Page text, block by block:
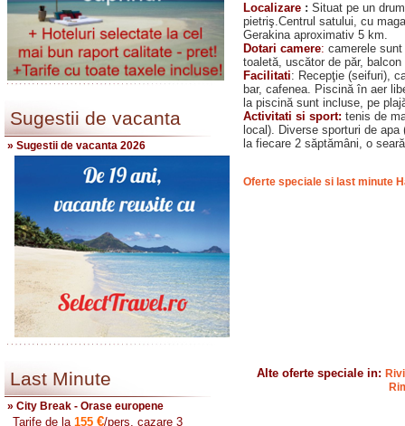
Sugestii de vacanta
» Sugestii de vacanta 2026
Last Minute
» City Break - Orase europene
Tarife de la 155 €/pers, cazare 3
Localizare : Situat pe un
pietriş.Centrul satului, cu
Gerakina aproximativ 5 km.
Dotari camere: camerele
toaletă, uscător de păr,
Facilitati: Recepţie (seifuri),
bar, cafenea. Piscină în aer
la piscină sunt incluse, pe
Activitati si sport: tenis de
local). Diverse sporturi de
la fiecare 2 săptămâni, o
Oferte speciale si last minute
Alte oferte speciale in: